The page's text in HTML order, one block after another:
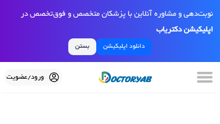
نوبت‌دهی و مشاوره آنلاین با پزشکان متخصص و فوق‌تخصص در
اپلیکیشن دکتریاب
دانلود اپلیکیشن بستن
ورود/عضویت